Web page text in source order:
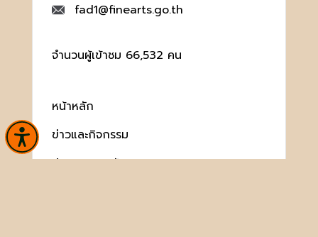
fad1@finearts.go.th
จำนวนผู้เข้าชม 66,532 คน
หน้าหลัก
ข่าวและกิจกรรม
ประชาชนควรรู้